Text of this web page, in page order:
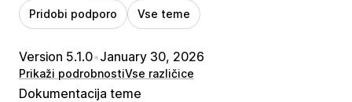
Pridobi podporo Vse teme
Version 5.1.0•January 30, 2026
Prikaži podrobnostiVse različice
Dokumentacija teme